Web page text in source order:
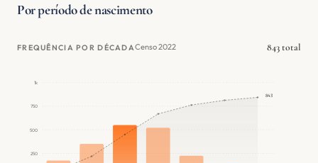
Por período de nascimento
FREQUÊNCIA POR DÉCADACenso 2022 843 total
250
500
750
1k
843